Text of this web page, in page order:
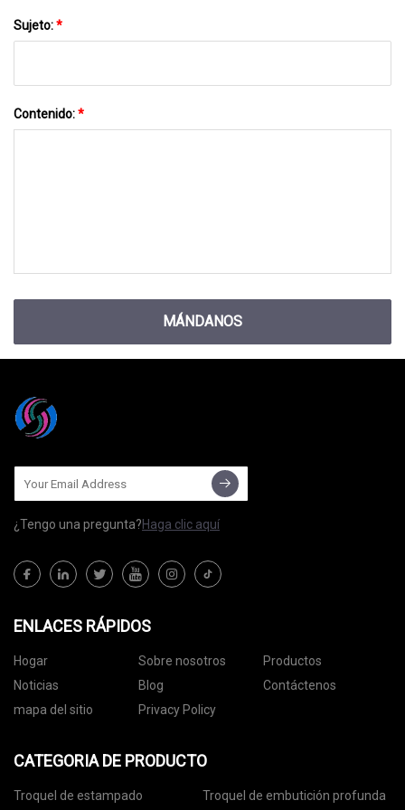
Sujeto:*
Contenido:*
MÁNDANOS
¿Tengo una pregunta?Haga clic aquí
ENLACES RÁPIDOS
Hogar Sobre nosotros
Productos
Noticias
Blog
Contáctenos
mapa del sitio
Privacy Policy
CATEGORIA DE PRODUCTO
Troquel de estampado Troquel de embutición profunda